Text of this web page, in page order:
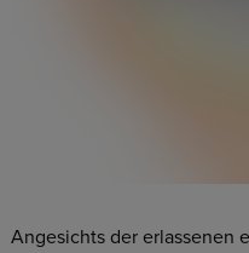
Angesichts der erlassenen